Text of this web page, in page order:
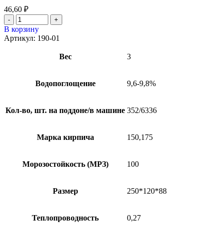
46,60 ₽
В корзину
Артикул: 190-01
Вес 3
Водопоглощение 9,6-9,8%
Кол-во, шт. на поддоне/в машине 352/6336
Марка кирпича 150,175
Морозостойкость (МРЗ) 100
Размер 250*120*88
Теплопроводность 0,27